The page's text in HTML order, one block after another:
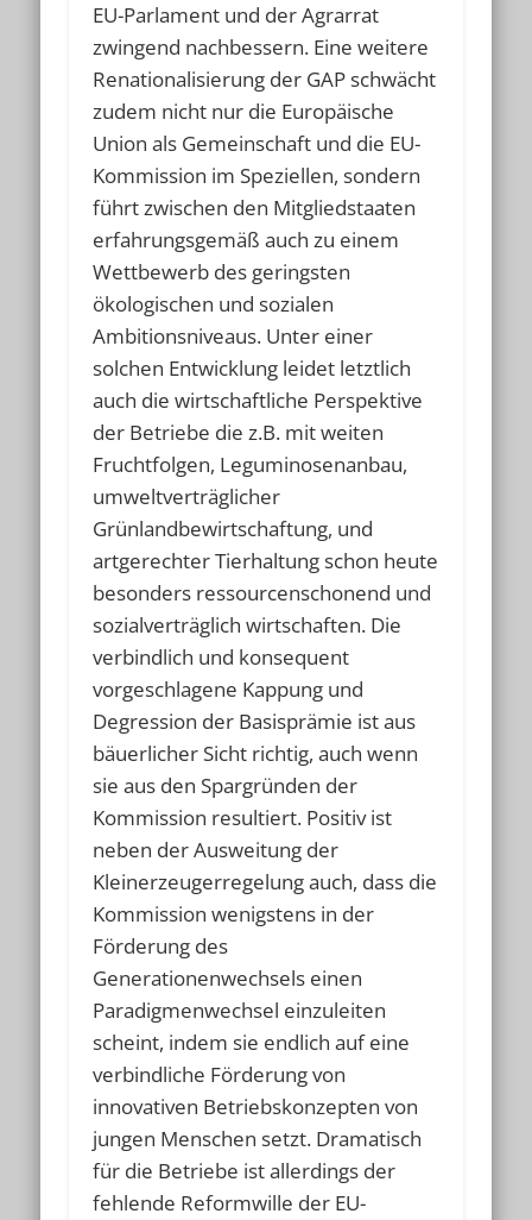
EU-Parlament und der Agrarrat
zwingend nachbessern. Eine weitere
Renationalisierung der GAP schwächt
zudem nicht nur die Europäische
Union als Gemeinschaft und die EU-
Kommission im Speziellen, sondern
führt zwischen den Mitgliedstaaten
erfahrungsgemäß auch zu einem
Wettbewerb des geringsten
ökologischen und sozialen
Ambitionsniveaus. Unter einer
solchen Entwicklung leidet letztlich
auch die wirtschaftliche Perspektive
der Betriebe die z.B. mit weiten
Fruchtfolgen, Leguminosenanbau,
umweltverträglicher
Grünlandbewirtschaftung, und
artgerechter Tierhaltung schon heute
besonders ressourcenschonend und
sozialverträglich wirtschaften. Die
verbindlich und konsequent
vorgeschlagene Kappung und
Degression der Basisprämie ist aus
bäuerlicher Sicht richtig, auch wenn
sie aus den Spargründen der
Kommission resultiert. Positiv ist
neben der Ausweitung der
Kleinerzeugerregelung auch, dass die
Kommission wenigstens in der
Förderung des
Generationenwechsels einen
Paradigmenwechsel einzuleiten
scheint, indem sie endlich auf eine
verbindliche Förderung von
innovativen Betriebskonzepten von
jungen Menschen setzt. Dramatisch
für die Betriebe ist allerdings der
fehlende Reformwille der EU-